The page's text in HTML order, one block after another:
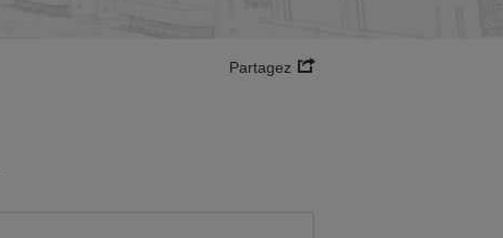
Partagez